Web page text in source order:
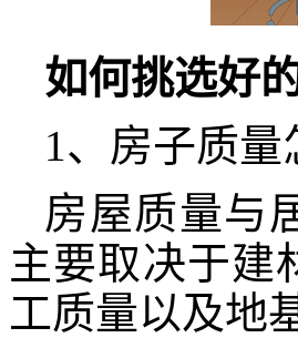
如何挑选好
1、房子质量
房屋质量与
主要取决于建
工质量以及地